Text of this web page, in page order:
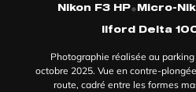
Nikon F3 HP•Micro-
Ilford Delta
Photographie réalisée au
octobre 2025. Vue en contre-
route, cadré entre les formes